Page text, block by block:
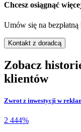
Chcesz osiągnąć
Umów się na
Kontakt z doradcą
Zobacz
klientów
Zwrot z inwestycji w
2 444%